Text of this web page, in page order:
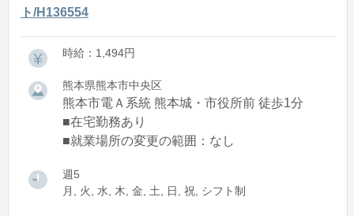
ト/H136554
時給：1,494円
熊本県熊本市中央区
熊本市電Ａ系統 熊本城・市役所前 徒歩1分
■在宅勤務あり
■就業場所の変更の範囲：なし
週5
月, 火, 水, 木, 金, 土, 日, 祝, シフト制